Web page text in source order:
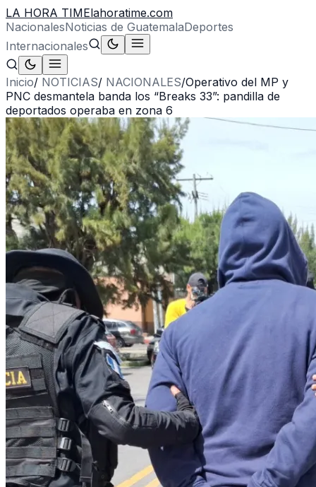
LA HORA TIMElahoratime.com
NacionalesNoticias de GuatemalaDeportes
Internacionales
Inicio/ NOTICIAS/ NACIONALES/Operativo del MP y
PNC desmantela banda los “Breaks 33”: pandilla de
deportados operaba en zona 6